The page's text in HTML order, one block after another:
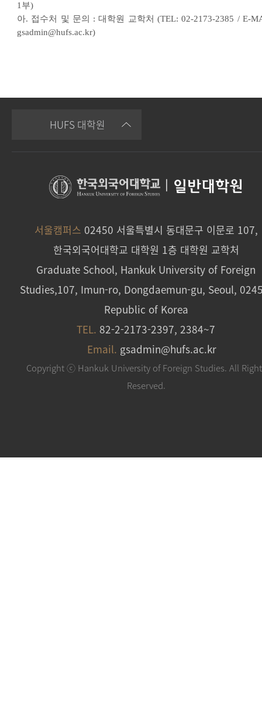
1부)
아. 접수처 및 문의 : 대학원 교학처 (TEL: 02-2173-2385 / E-
gsadmin@hufs.ac.kr)
HUFS 대학원
일반대학원
서울캠퍼스 02450 서울특별시 동대문구 이문로 107,
한국외국어대학교 대학원 1층 대학원 교학처
Graduate School, Hankuk University of Foreign
Studies,107, Imun-ro, Dongdaemun-gu, Seoul,
Republic of Korea
TEL. 82-2-2173-2397, 2384~7
Email. gsadmin@hufs.ac.kr
Copyright ⓒ Hankuk University of Foreign Studies. All
Reserved.